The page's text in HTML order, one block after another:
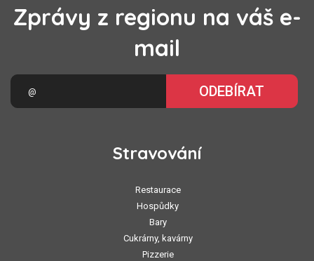
Zprávy z regionu na váš e-
mail
ODEBÍRAT
Stravování
Restaurace
Hospůdky
Bary
Cukrárny, kavárny
Pizzerie